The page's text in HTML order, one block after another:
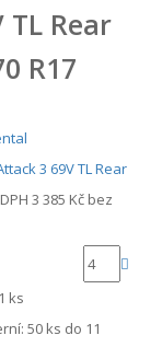
TL Rear
R17
3 385 Kč bez
ks
50 ks do 11